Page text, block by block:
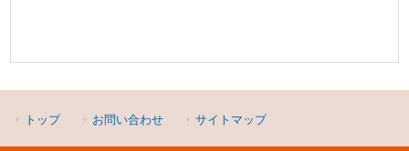
トップ お問い合わせ サイトマップ